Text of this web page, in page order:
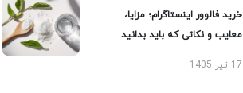
خرید فالوور اینستاگرام؛ مزایا،
معایب و نکاتی که باید بدانید
17 تیر 1405